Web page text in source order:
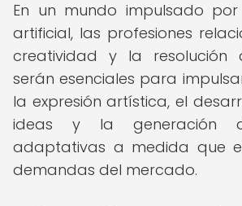
En un mundo impulsado
artificial, las profesiones
creatividad y la resolución
serán esenciales para
la expresión artística, el
ideas y la generación
adaptativas a medida que
demandas del mercado.